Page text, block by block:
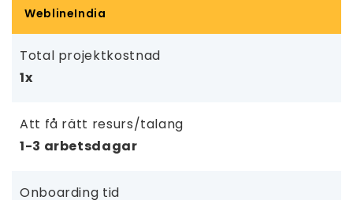
WeblineIndia
Total projektkostnad
1x
Att få rätt resurs/talang
1-3 arbetsdagar
Onboarding tid